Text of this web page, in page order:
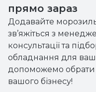
прямо зараз
Додавайте
зв’яжіться з
консультації та
обладнання для
допоможемо
вашого бізнесу!